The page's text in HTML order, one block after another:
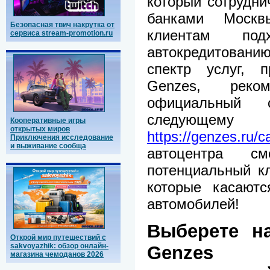
Безопасная твич накрутка от
сервиса stream-promotion.ru
Кооперативные игры
открытых миров
Приключения исследование
и выживание сообща
Открой мир путешествий с
sakvoyazhik: обзор онлайн-
магазина чемоданов 2026
банками
клиентам
спектр услуг,
Genzes,
официальный
следующему
https://genzes.ru/
автоцентра
потенциальный
которые
автомобилей!
Выберете
Genzes